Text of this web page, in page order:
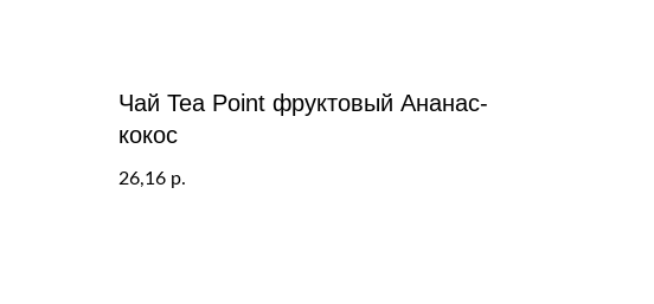
Чай Tea Point фруктовый Ананас-
кокос
26,16 р.